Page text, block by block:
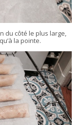
du côté le plus large,
la pointe.